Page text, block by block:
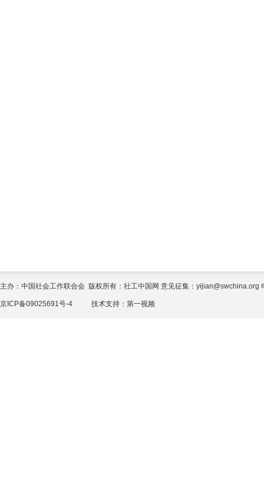
主办：中国社会工作联合会 版权所有：社工中国网 意见征集：yijian@swchina.org
京ICP备09025691号-4 技术支持： 第一视频